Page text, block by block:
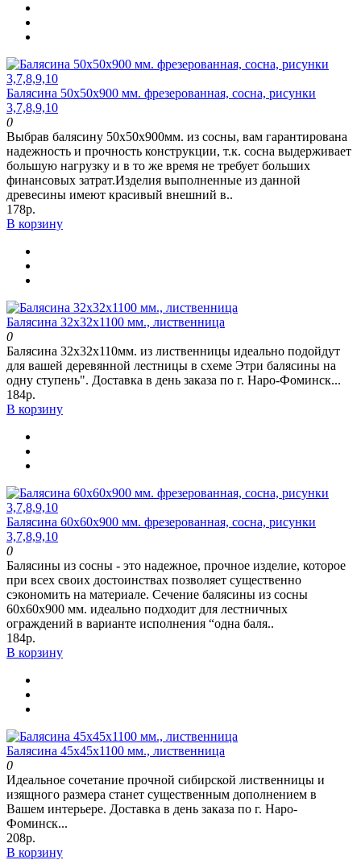
Балясина 50х50х900 мм. фрезерованная, сосна, рисунки
3,7,8,9,10
0
Выбрав балясину 50х50х900мм. из сосны, вам гарантирована
надежность и прочность конструкции, т.к. сосна выдерживает
большую нагрузку и в то же время не требует больших
финансовых затрат.Изделия выполненные из данной
древесины имеют красивый внешний в..
178р.
В корзину
Балясина 32х32х1100 мм., лиственница
0
Балясина 32х32х110мм. из лиственницы идеально подойдут
для вашей деревянной лестницы в схеме Этри балясины на
одну ступень". Доставка в день заказа по г. Наро-Фоминск...
184р.
В корзину
Балясина 60х60х900 мм. фрезерованная, сосна, рисунки
3,7,8,9,10
0
Балясины из сосны - это надежное, прочное изделие, которое
при всех своих достоинствах позволяет существенно
сэкономить на материале. Сечение балясины из сосны
60х60х900 мм. идеально подходит для лестничных
ограждений в варианте исполнения “одна баля..
184р.
В корзину
Балясина 45х45х1100 мм., лиственница
0
Идеальное сочетание прочной сибирской лиственницы и
изящного размера станет существенным дополнением в
Вашем интерьере. Доставка в день заказа по г. Наро-
Фоминск...
208р.
В корзину